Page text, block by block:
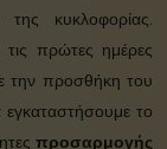
κυκλοφορίας.
τις πρώτες ημέρες
την προσθήκη του
το
προσαρμογής